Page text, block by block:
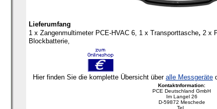
Lieferumfang
1 x Zangenmultimeter PCE-HVAC 6, 1 x Transporttasche, 2 x
Blockbatterie,
Hier finden Sie die komplette Übersicht über alle Messgeräte
Kontaktnformation:
PCE Deutschland GmbH
Im Langel 26
D-59872 Meschede
Tel.